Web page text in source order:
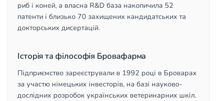
риб і коней, а власна R&D база накопичила 52
патенти і близько 70 захищених кандидатських та
докторських дисертацій.
Історія та філософія Бровафарма
Підприємство зареєстрували в 1992 році в Броварах
за участю німецьких інвесторів, на базі науково-
дослідних розробок українських ветеринарних шкіл.